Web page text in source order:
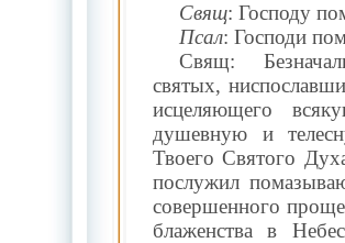
Свящ: Господу
Псал: Господи
Свящ:
святых,
исцеляющего
душевную и
Твоего Святого
послужил
совершенного
блаженства в